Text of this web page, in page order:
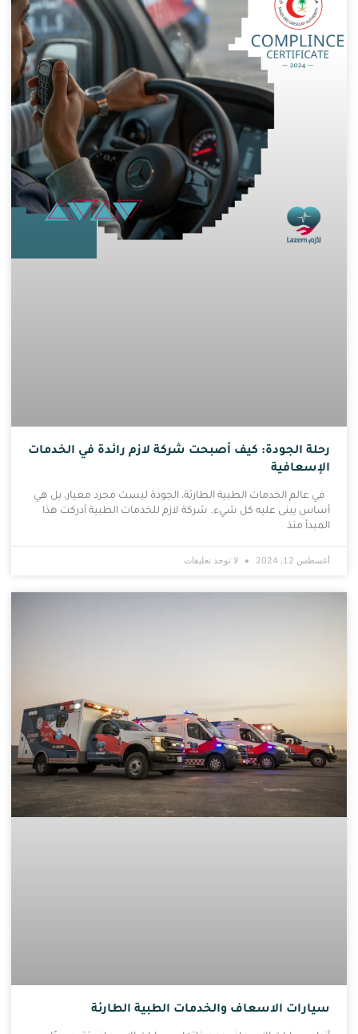
رحلة الجودة: كيف أصبحت شركة لازم رائدة في الخدمات
الإسعافية
في عالم الخدمات الطبية الطارئة، الجودة ليست مجرد معيار، بل هي
أساس يبنى عليه كل شيء. شركة لازم للخدمات الطبية أدركت هذا
المبدأ منذ
أغسطس 12, 2024 لا توجد تعليقات
سيارات الاسعاف والخدمات الطبية الطارئة